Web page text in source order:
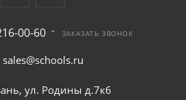
00-60 ЗАКАЗАТЬ ЗВОНОК
sales@schools.ru
ул. Родины д.7к6